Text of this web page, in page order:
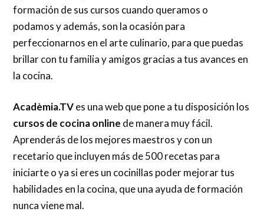
formación de sus cursos cuando queramos o
podamos y además, son la ocasión para
perfeccionarnos en el arte culinario, para que puedas
brillar con tu familia y amigos gracias a tus avances en
la cocina.
Acadèmia.TVes una web que pone a tu disposición los
cursos de cocina online de manera muy fácil.
Aprenderás de los mejores maestros y con un
recetario que incluyen más de 500 recetas para
iniciarte o ya si eres un cocinillas poder mejorar tus
habilidades en la cocina, que una ayuda de formación
nunca viene mal.